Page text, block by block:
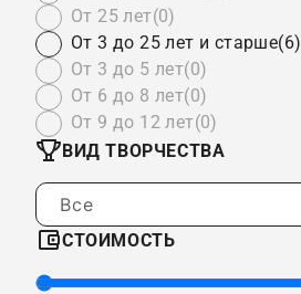
От 25 лет(0)
От 3 до 25 лет и старше(6)
От 3 до 5 лет(0)
От 6 до 8 лет(0)
От 9 до 12 лет(0)
ВИД ТВОРЧЕСТВА
Все
СТОИМОСТЬ